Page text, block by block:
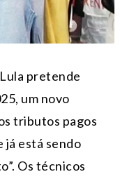
pretende
um novo
tributos pagos
já está sendo
Os técnicos